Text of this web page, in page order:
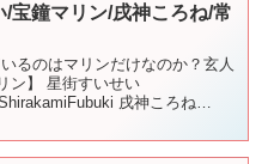
/宝鐘マリン/戌神ころね/常
るのはマリンだけなのか？玄人
ン】 星街すいせい
戌神ころね